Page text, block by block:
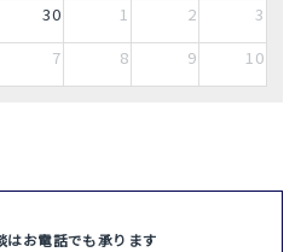
30 1 2
3
7 8 9 10
はお電話でも承ります